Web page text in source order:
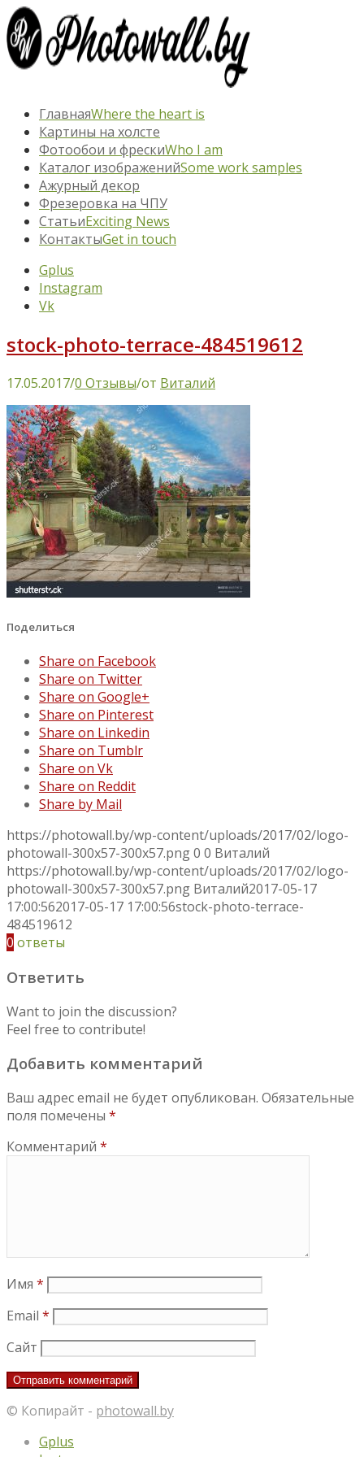
ГлавнаяWhere the heart is
Картины на холсте
Фотообои и фрескиWho I am
Каталог изображенийSome work samples
Ажурный декор
Фрезеровка на ЧПУ
СтатьиExciting News
КонтактыGet in touch
Gplus
Instagram
Vk
stock-photo-terrace-484519612
17.05.2017/0 Отзывы/от Виталий
Поделиться
Share on Facebook
Share on Twitter
Share on Google+
Share on Pinterest
Share on Linkedin
Share on Tumblr
Share on Vk
Share on Reddit
Share by Mail
https://photowall.by/wp-content/uploads/2017/02/logo-
photowall-300x57-300x57.png0 0 Виталий
https://photowall.by/wp-content/uploads/2017/02/logo-
photowall-300x57-300x57.png Виталий2017-05-17
17:00:562017-05-17 17:00:56stock-photo-terrace-
484519612
0 ответы
Ответить
Want to join the discussion?
Feel free to contribute!
Добавить комментарий
Ваш адрес email не будет опубликован. Обязательные
поля помечены *
Комментарий *
Имя *
Email *
Сайт
© Копирайт - photowall.by
Gplus